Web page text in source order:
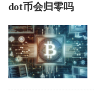
dot币会归零吗